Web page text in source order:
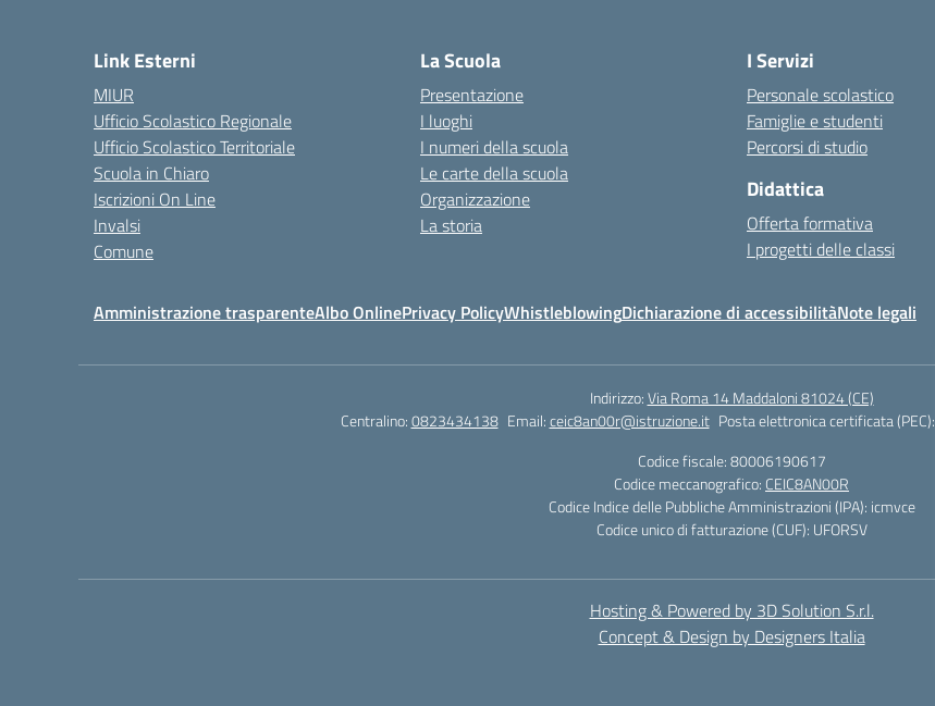
Link Esterni
MIUR
Ufficio Scolastico Regionale
Ufficio Scolastico Territoriale
Scuola in Chiaro
Iscrizioni On Line
Invalsi
Comune
La Scuola
Presentazione
I luoghi
I numeri della scuola
Le carte della scuola
Organizzazione
La storia
I Servizi
Personale scolastico
Famiglie e studenti
Percorsi di studio
Didattica
Offerta formativa
I progetti delle classi
Amministrazione trasparenteAlbo OnlinePrivacy PolicyWhistleblowingDichiarazione di accessibilitàNote legali
Indirizzo:Via Roma 14 Maddaloni 81024 (CE)
Centralino:0823434138 Email:ceic8an00r@istruzione.it Posta elettronica certificata (PEC):
Codice fiscale: 80006190617
Codice meccanografico: CEIC8AN00R
Codice Indice delle Pubbliche Amministrazioni (IPA): icmvce
Codice unico di fatturazione (CUF): UFORSV
Hosting & Powered by 3D Solution S.r.l.
Concept & Design by Designers Italia